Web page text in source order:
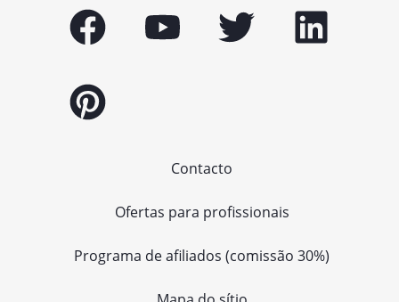
Contacto
Ofertas para profissionais
Programa de afiliados (comissão 30%)